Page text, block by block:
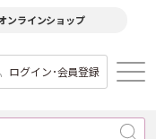
ンラインショップ
ログイン･会員登録